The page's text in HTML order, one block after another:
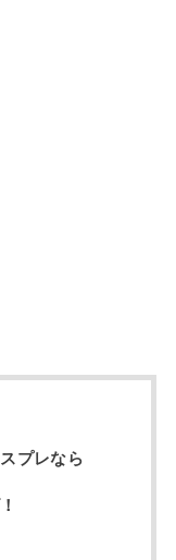
プレなら